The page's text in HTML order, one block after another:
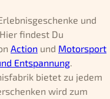
und
findest Du
Action und Motorsport
Entspannung.
bietet zu jedem
wird zum